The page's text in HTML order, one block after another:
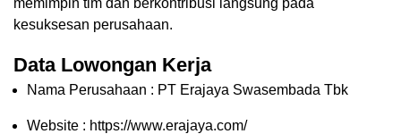
kesuksesan perusahaan.
Data Lowongan Kerja
Nama Perusahaan : PT Erajaya Swasembada Tbk
Website : https://www.erajaya.com/